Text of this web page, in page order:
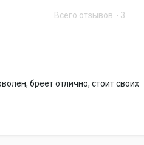
Всего отзывов 3
бреет отлично, стоит своих